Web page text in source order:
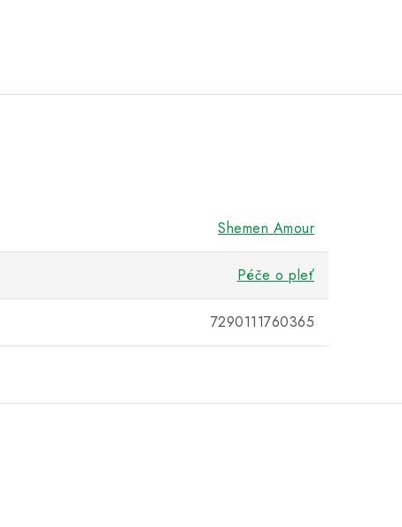
Shemen Amour
Péče o pleť
7290111760365